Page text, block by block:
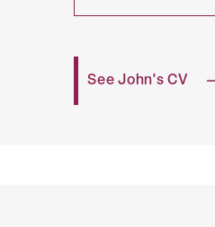
See John's CV